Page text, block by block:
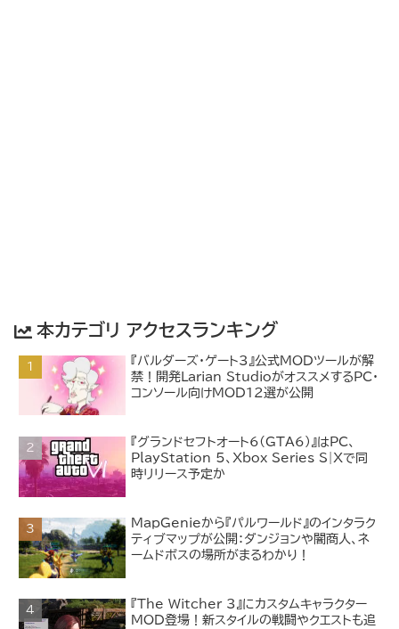
本カテゴリ アクセスランキング
『バルダーズ・ゲート3』公式MODツールが解
禁！開発Larian StudioがオススメするPC・
コンソール向けMOD12選が公開
『グランドセフトオート6(GTA6)』はPC、
PlayStation 5、Xbox Series S|Xで同
時リリース予定か
MapGenieから『パルワールド』のインタラク
ティブマップが公開：ダンジョンや闇商人、ネ
ームドボスの場所がまるわかり！
『The Witcher 3』にカスタムキャラクター
MOD登場！新スタイルの戦闘やクエストも追